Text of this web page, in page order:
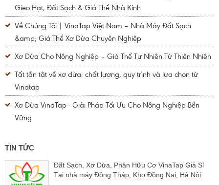
Gieo Hạt, Đất Sạch & Giá Thể Nhà Kính
Về Chúng Tôi | VinaTap Việt Nam – Nhà Máy Đất Sạch
&amp; Giá Thể Xơ Dừa Chuyên Nghiệp
Xơ Dừa Cho Nông Nghiệp – Giá Thể Tự Nhiên Từ Thiên Nhiên
Tất tần tật về xơ dừa: chất lượng, quy trình và lựa chọn từ
Vinatap
Xơ Dừa VinaTap - Giải Pháp Tối Ưu Cho Nông Nghiệp Bền
Vững
TIN TỨC
Đất Sạch, Xơ Dừa, Phân Hữu Cơ VinaTap Giá Sỉ
Tại nhà máy Đồng Tháp, Kho Đồng Nai, Hà Nội